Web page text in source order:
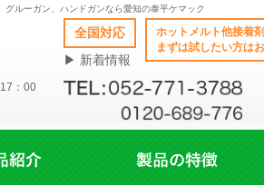
ルーガン、ハンドガンなら愛知の泰平ケマック
ホットメルト他接着
まずは試したい方は
全国対応
▶ 新着情報
：00